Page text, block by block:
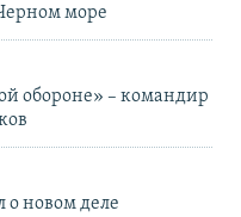
море
обороне» – командир
о новом деле